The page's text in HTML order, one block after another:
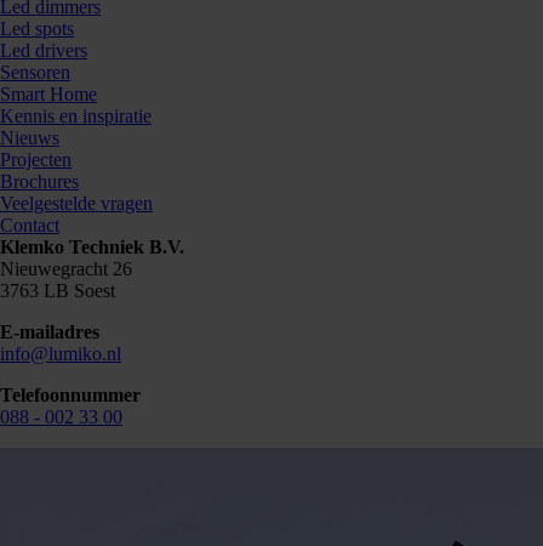
Led dimmers
Led spots
Led drivers
Sensoren
Smart Home
Kennis en inspiratie
Nieuws
Projecten
Brochures
Veelgestelde vragen
Contact
Klemko Techniek B.V.
Nieuwegracht 26
3763 LB Soest
E-mailadres
info@lumiko.nl
Telefoonnummer
088 - 002 33 00